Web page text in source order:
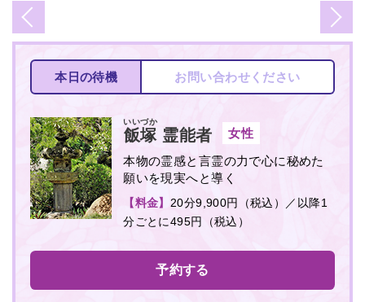
本日の待機 お問い合わせください
飯塚
いいづか
霊能者 女性
本物の霊感と言霊の力で心に秘めた
願いを現実へと導く
【料金】 20分9,900円（税込）／以降1
分ごとに495円（税込）
予約する